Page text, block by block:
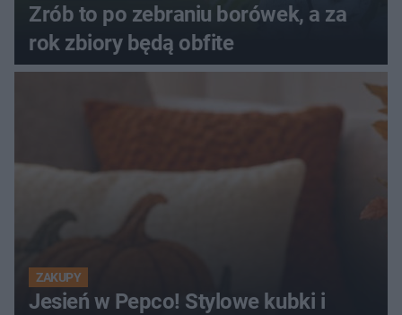
Zrób to po zebraniu borówek, a za
rok zbiory będą obfite
ZAKUPY
Jesień w Pepco! Stylowe kubki i